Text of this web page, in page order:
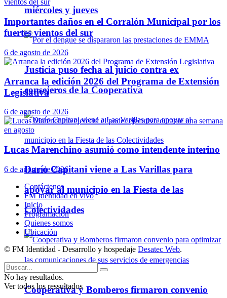
miércoles y jueves
Justicia puso fecha al juicio contra ex
consejeros de la Cooperativa
Darío Capitani viene a Las Varillas para
apoyar al municipio en la Fiesta de las
Colectividades
Cooperativa y Bomberos firmaron convenio
Importantes daños en el Corralón Municipal por los
fuertes vientos del sur
6 de agosto de 2026
Arranca la edición 2026 del Programa de Extensión
Legislativa
6 de agosto de 2026
Lucas Marenchino asumió como intendente interino
6 de agosto de 2026
Contáctenos
FM Identidad en vivo
Inicio
Programación
Quienes somos
Ubicación
© FM Identidad - Desarrollo y hospedaje Desatec Web.
No hay resultados.
Ver todos los ressultados